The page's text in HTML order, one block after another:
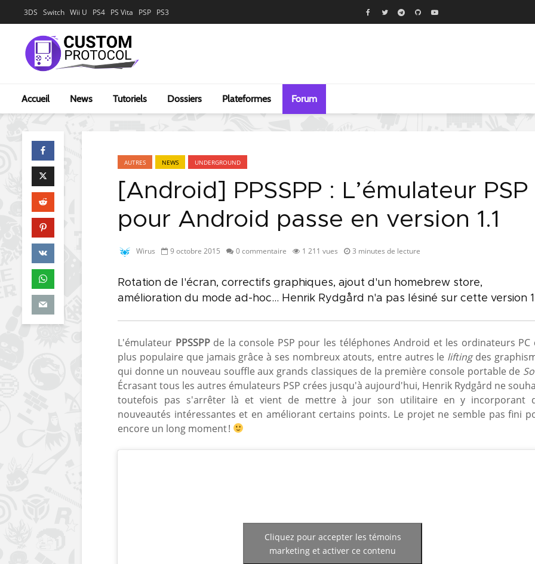
3DS Switch Wii U PS4 PS Vita PSP PS3
Accueil News Tutoriels Dossiers Plateformes Forum
AUTRES NEWS UNDERGROUND
[Android] PPSSPP : L’émulateur PSP
pour Android passe en version 1.1
Wirus 9 octobre 2015 0 commentaire 1 211 vues 3 minutes de lecture
Rotation de l'écran, correctifs graphiques, ajout d'un homebrew store,
amélioration du mode ad-hoc... Henrik Rydgård n'a pas lésiné sur cette version
L'émulateur PPSSPPde la console PSP pour les téléphones Android et les ordinateurs PC
plus populaire que jamais grâce à ses nombreux atouts, entre autres le liftingdes
qui donne un nouveau souffle aux grands classiques de la première console portable de
Écrasant tous les autres émulateurs PSP crées jusqu'à aujourd'hui, Henrik Rydgård ne
toutefois pas s'arrêter là et vient de mettre à jour son utilitaire en y incorporant
nouveautés intéressantes et en améliorant certains points. Le projet ne semble pas fini
encore un long moment !
Cliquez pour accepter les témoins
marketing et activer ce contenu